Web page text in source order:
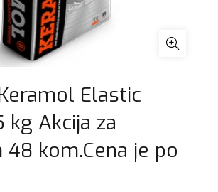
Elastic
kg Akcija za
48 kom.Cena je po